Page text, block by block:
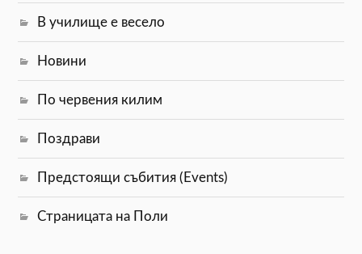
В училище е весело
Новини
По червения килим
Поздрави
Предстоящи събития (Events)
Страницата на Поли